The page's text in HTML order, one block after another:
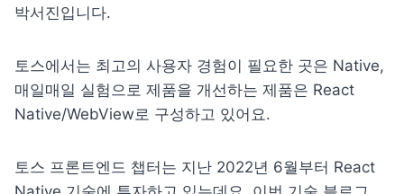
박서진입니다.
토스에서는 최고의 사용자 경험이 필요한 곳은 Native,
매일매일 실험으로 제품을 개선하는 제품은 React
Native/WebView로 구성하고 있어요.
토스 프론트엔드 챕터는 지난 2022년 6월부터 React